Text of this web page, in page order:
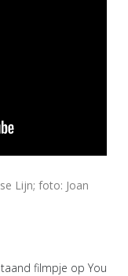
Lijn; foto: Joan
filmpje op You